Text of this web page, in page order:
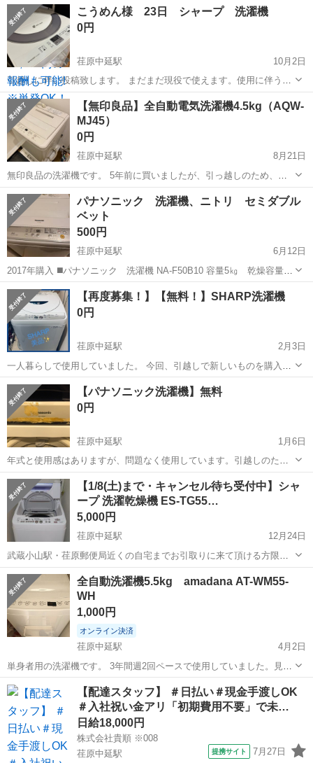
ンフレックス）のデリバリーパートナーを募集中！ Amazon Flex (ア...
東京 品川区 荏原中延駅 物流
こうめん様 23日 シャープ 洗濯機
0円
荏原中延駅
10月2日
引越しに伴い投稿致します。 まだまだ現役で使えます。使用に伴う小
傷はありますので、完璧を求める方はご遠慮くださいませ。 詳細は型
番よりご確認をお願いします。 製造年2014 ES GE55N 引っ越しに伴
い、まとめてお渡...
東京 品川区 荏原中延駅 生活家電 シャープ
【無印良品】全自動電気洗濯機4.5kg（AQW-
MJ45）
0円
荏原中延駅
8月21日
無印良品の洗濯機です。 5年前に買いましたが、引っ越しのため、出
品いたします。 4.5kgなので、一人暮らし向けにはピッタリな洗濯機
です。 購入時の取扱説明書も一緒にお渡しできます。 持ち運び・運送
が可能な方のみご連...
東京 品川区 荏原中延駅 生活家電 無印良品
パナソニック 洗濯機、ニトリ セミダブル
ベット
500円
荏原中延駅
6月12日
2017年購入 ◼️パナソニック 洗濯機 NA-F50B10 容量5㎏ 乾燥容量
化繊1.5㎏(送風乾燥) 562×880×572㎜ ◼️ニトリ セミダブルベット マッ
トレスは２つに分解でき、カバーは取り外しが出来、洗濯で...
東京 品川区 荏原中延駅 生活家電 ダブルベット
【再度募集！】【無料！】SHARP洗濯機
0円
荏原中延駅
2月3日
一人暮らしで使用していました。 今回、引越しで新しいものを購入予
定ですので出品します。 目立った傷などはありません。動作も問題な
しです！ ※引越し前まで使用予定ですので、2/23の夕方あたりに2人
以上で洗濯機の運べる車な...
東京 品川区 荏原中延駅 生活家電 除菌
【パナソニック洗濯機】無料
0円
荏原中延駅
1月6日
年式と使用感はありますが、問題なく使用しています。引越しのた
め、処分しますが使用される方で引き取ってもらえる方いましたら差
し上げます。 EJ869番⭐️Panasonic電気洗濯機⭐️ ⭐️NA-F45B6⭐️ ⭐...
東京 品川区 荏原中延駅 生活家電 パナソニック
【1/8(土)まで・キャンセル待ち受付中】シャ
ープ 洗濯乾燥機 ES-TG55…
5,000円
荏原中延駅
12月24日
武蔵小山駅・荏原郵便局近くの自宅までお引取りに来て頂ける方限定
となります。ほか出品と合わせて、より多くお引き取り頂ける方を優
先させて頂きます。 全体的には美品だと思いますが、中古品の為、キ
ズ・汚れ等あると思って頂き、気にな...
東京 品川区 荏原中延駅
全自動洗濯機5.5kg amadana AT-WM55-
WH
1,000円
オンライン決済
荏原中延駅
4月2日
単身者用の洗濯機です。 3年間週2回ペースで使用していました。見た
目は比較的綺麗な方だと思います。 商品説明のページが見つからなか
ったので、ビックカメラのサイトですが。 https://www.biccamera.co...
東京 荏原中延駅 生活家電 amadana
【配達スタッフ】 ＃日払い＃現金手渡しOK
＃入社祝い金アリ「初期費用不要」で未…
日給18,000円
株式会社貴順 ※008
荏原中延駅
提携サイト 7月27日